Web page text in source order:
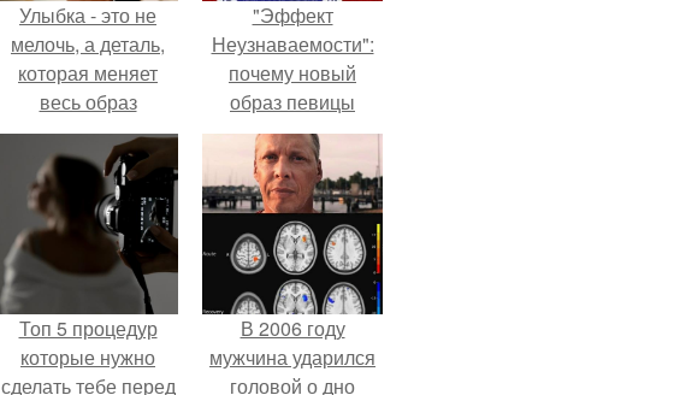
Улыбка - это не
мелочь, а деталь,
которая меняет
весь образ
человека.
"Эффект
Неузнаваемости":
почему новый
образ певицы
вызвал споры о
гранях
возможного?
Топ 5 процедур
которые нужно
сделать тебе перед
В 2006 году
мужчина ударился
головой о дно